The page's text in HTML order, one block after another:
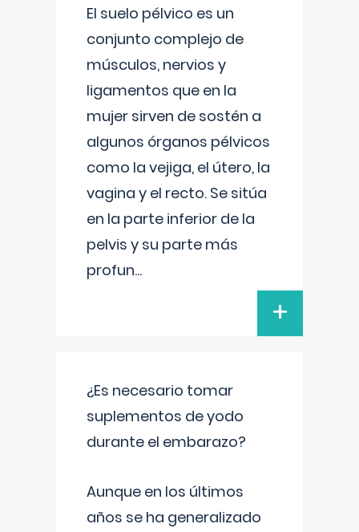
El suelo pélvico es un
conjunto complejo de
músculos, nervios y
ligamentos que en la
mujer sirven de sostén a
algunos órganos pélvicos
como la vejiga, el útero, la
vagina y el recto. Se sitúa
en la parte inferior de la
pelvis y su parte más
profun...
+
¿Es necesario tomar
suplementos de yodo
durante el embarazo?
Aunque en los últimos
años se ha generalizado